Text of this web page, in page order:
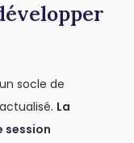
socle de
La
session